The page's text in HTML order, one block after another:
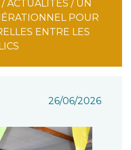
/ACTUALITÉS / UN
POUR
ENTRE LES
26/06/2026